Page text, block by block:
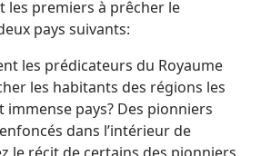
les premiers à prêcher le
pays suivants:
les prédicateurs du Royaume
les habitants des régions les
immense pays? Des pionniers
dans l’intérieur de